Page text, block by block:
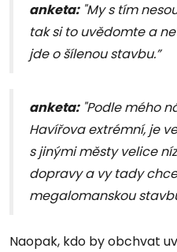
anketa:"My s tím
tak si to uvědomte a
jde o šílenou stavbu.”
anketa:"Podle mého
Havířova extrémní, je
s jinými městy velice
dopravy a vy tady
megalomanskou
Naopak, kdo by obchvat